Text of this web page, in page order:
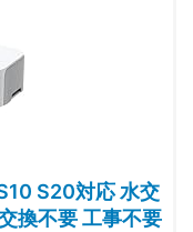
S20対応 水交
換不要 工事不要